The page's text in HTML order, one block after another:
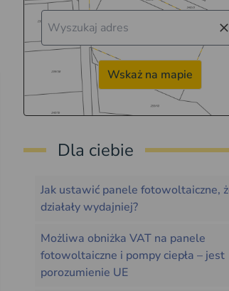
Wskaż na mapie
Dla ciebie
Jak ustawić panele fotowoltaiczne,
działały wydajniej?
Możliwa obniżka VAT na panele
fotowoltaiczne i pompy ciepła – jest
porozumienie UE